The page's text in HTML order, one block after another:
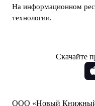
На информационном
технологии.
Скачайте
ООО «Новый